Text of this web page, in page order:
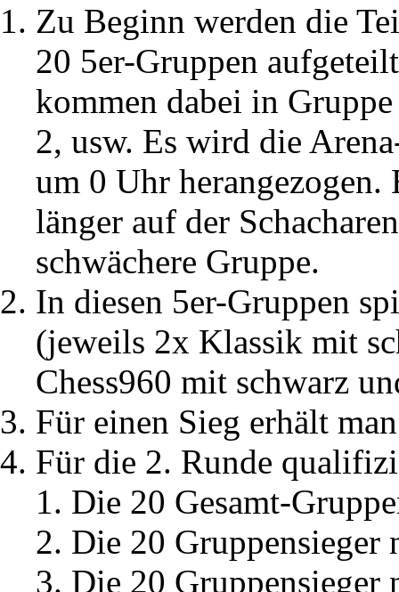
Zu Beginn werden die
20 5er-Gruppen
kommen dabei in
2, usw. Es wird die
um 0 Uhr
länger auf der
schwächere Gruppe.
In diesen 5er-Gruppen
(jeweils 2x Klassik mit
Chess960 mit schwarz
Für einen Sieg erhält
Für die 2. Runde
Die 20 Gesamt-
Die 20 Gruppensieger
Die 20 Gruppensieger